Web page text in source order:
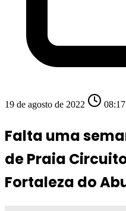
19 de agosto de 2022 08:17
Falta uma
de Praia
Fortaleza do